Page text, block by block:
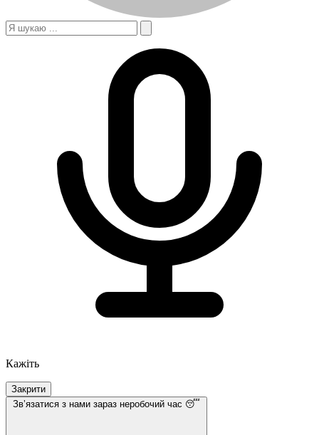
Кажіть
Закрити
Звʼязатися з нами зараз неробочий час 😴